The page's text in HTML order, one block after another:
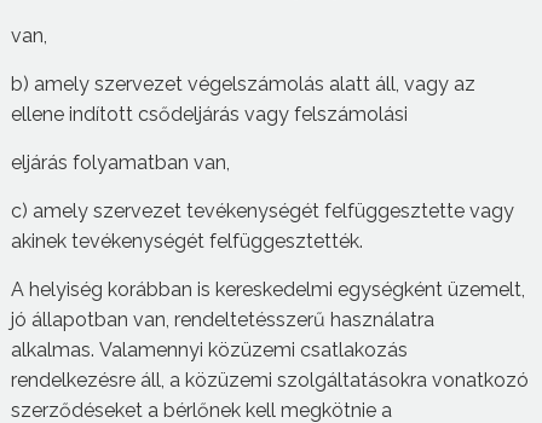
van,
b) amely szervezet végelszámolás alatt áll, vagy az
ellene indított csődeljárás vagy felszámolási
eljárás folyamatban van,
c) amely szervezet tevékenységét felfüggesztette vagy
akinek tevékenységét felfüggesztették.
A helyiség korábban is kereskedelmi egységként üzemelt,
jó állapotban van, rendeltetésszerű használatra
alkalmas. Valamennyi közüzemi csatlakozás
rendelkezésre áll, a közüzemi szolgáltatásokra vonatkozó
szerződéseket a bérlőnek kell megkötnie a